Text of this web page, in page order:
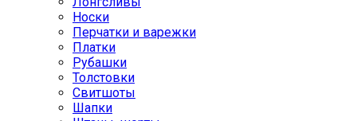
Носки
Перчатки и варежки
Платки
Рубашки
Толстовки
Свитшоты
Шапки